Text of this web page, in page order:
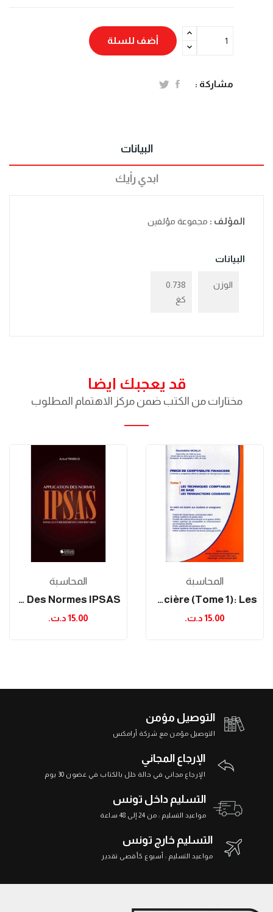
أضف للسلة
مشاركة :
البيانات
ابدي رأيك
المؤلف : مجموعة مؤلفين
البيانات
الوزن
0.738
كغ
قد يعجبك ايضا
مختارات من الكتب ضمن مركز الاهتمام المطلوب
المحاسبة
Application Des Normes IPSAS
15.00 د.ت.‏
المحاسبة
Précis De Comptabilité Financière (Tome 1): Les...
15.00 د.ت.‏
التوصيل مؤمن
التوصيل مؤمن مع شركة أرامكس
الإرجاع المجاني
الإرجاع مجاني في حالة خلل بالكتاب في غضون 30 يوم
التسليم داخل تونس
مواعيد التسليم : من 24 إلى 48 ساعة
التسليم خارج تونس
مواعيد التسليم : أسبوع كأقصى تقدير